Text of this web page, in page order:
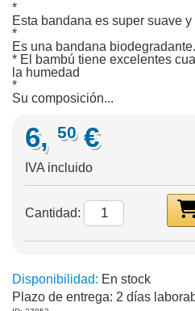
*
Esta bandana es super suave
*
Es una bandana biodegradante.
* El bambú tiene excelentes
la humedad
*
Su composición...
6, 50 €
IVA incluido
Cantidad:
Disponibilidad: En stock
Plazo de entrega: 2 días